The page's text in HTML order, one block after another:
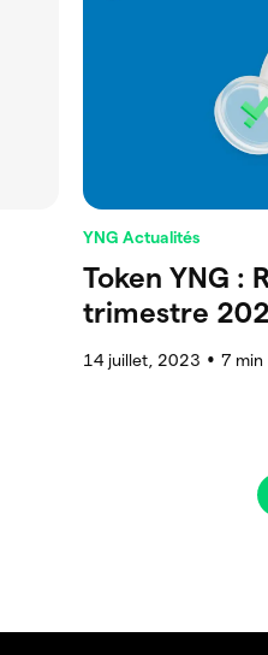
YNG Actualités
Token YNG :
trimestre
14 juillet, 2023 ● 7 min